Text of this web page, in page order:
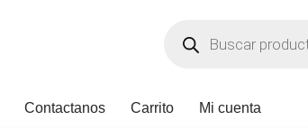
Contactanos Carrito Mi cuenta